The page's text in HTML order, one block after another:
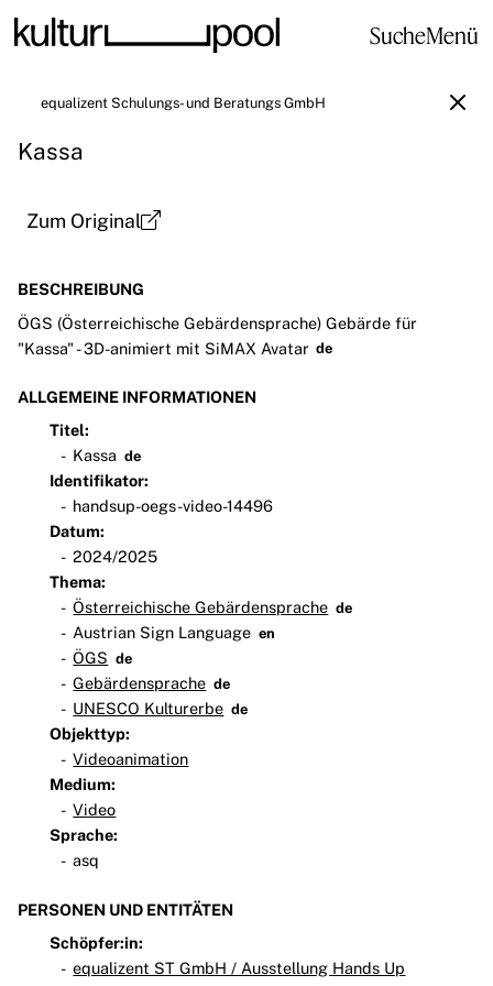
SucheMenü
equalizent Schulungs- und Beratungs GmbH
Kassa
Zum Original
BESCHREIBUNG
ÖGS (Österreichische Gebärdensprache) Gebärde für
"Kassa" - 3D-animiert mit SiMAX Avatar de
ALLGEMEINE INFORMATIONEN
Titel:
Kassa de
Identifikator:
handsup-oegs-video-14496
Datum:
2024/2025
Thema:
Österreichische Gebärdensprache de
Austrian Sign Language en
ÖGS de
Gebärdensprache de
UNESCO Kulturerbe de
Objekttyp:
Videoanimation
Medium:
Video
Sprache:
asq
PERSONEN UND ENTITÄTEN
Schöpfer:in:
equalizent ST GmbH / Ausstellung Hands Up